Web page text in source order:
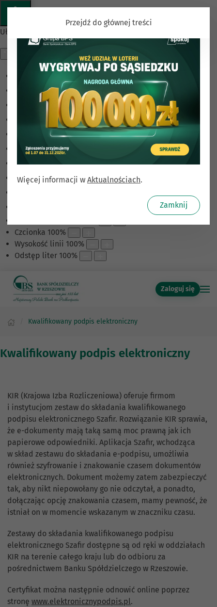
Ułatwienia dostępu
Monochromatyczny
Ciemny kontrast
Jasny kontrast
Niskie nasycenie
Wysokie nasycenie
Zaznacz linki
Zaznacz nagłówki
Czcionka 100%
Wysokość linii 100%
Odstęp liter 100%
Przejdź do głównej treści
Zaloguj się
Kwalifikowany podpis elektroniczny
Kwalifikowany podpis elektroniczny
KIR (Krajowa Izba Rozliczeniowa) oferuje firmom
i instytucjom zestaw do składania kwalifikowanego
podpisu elektronicznego Szafir. Rozwiązanie KIR sprawia,
że e-dokumenty mają taką samą moc prawną jak ich
papierowe odpowiedniki. Aplikacja Szafir, wchodząca
w skład zestawu do składania e-podpisu, umożliwia
również szyfrowanie i znakowanie czasem dokumentów
elektronicznych. Dokument możemy zatem zabezpieczyć
tak, aby nikt niepowołany go nie odczytał, a ponadto,
dołączając opcję znakowania czasem, mamy pewność, że
istniał on w momencie wskazanym w znaczniku czasu.
Zestawy do składania kwalifikowanego podpisu
elektronicznego Szafir dostępne są od ręki w oddziałach
KIR na terenie całego kraju lub do odbioru za
pośrednictwem Banku Spółdzielczego w Rzeszowie.
Certyfikat można następnie odnowić online poprzez
stronę www.elektronicznypodpis.pl.
Więcej informacji w Aktualnościach.
Zamknij